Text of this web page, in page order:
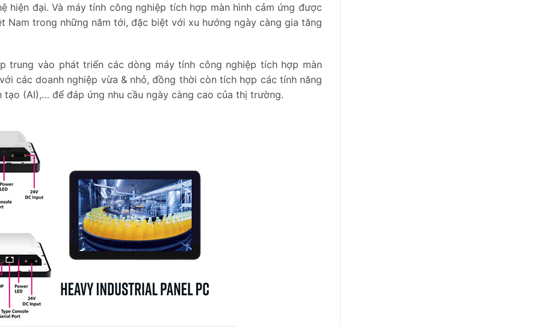
hiện đại. Và máy tính công nghiệp tích hợp màn hình cảm ứng được
Nam trong những năm tới, đặc biệt với xu hướng ngày càng gia tăng
trung vào phát triển các dòng máy tính công nghiệp tích hợp màn
các doanh nghiệp vừa & nhỏ, đồng thời còn tích hợp các tính năng
(AI),… để đáp ứng nhu cầu ngày càng cao của thị trường.